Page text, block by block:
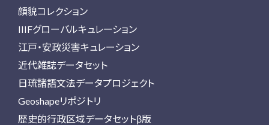
顔貌コレクション
IIIFグローバルキュレーション
江戸・安政災害キュレーション
近代雑誌データセット
日琉諸語文法データプロジェクト
Geoshapeリポジトリ
歴史的行政区域データセットβ版